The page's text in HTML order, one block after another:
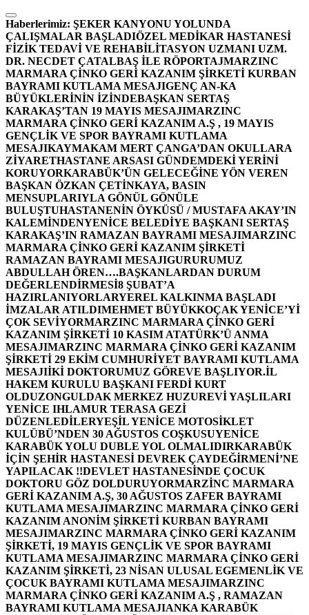
İçeriğe
atla
Haberlerimiz: ŞEKER KANYONU YOLUNDA
ÇALIŞMALAR BAŞLADIÖZEL MEDİKAR HASTANESİ
FİZİK TEDAVİ VE REHABİLİTASYON UZMANI UZM.
DR. NECDET ÇATALBAŞ İLE RÖPORTAJMARZINC
MARMARA ÇİNKO GERİ KAZANIM ŞİRKETİ KURBAN
BAYRAMI KUTLAMA MESAJIGENÇ AN-KA
BÜYÜKLERİNİN İZİNDEBAŞKAN SERTAŞ
KARAKAŞ’TAN 19 MAYIS MESAJIMARZINC
MARMARA ÇİNKO GERİ KAZANIM A.Ş , 19 MAYIS
GENÇLİK VE SPOR BAYRAMI KUTLAMA
MESAJIKAYMAKAM MERT ÇANGA’DAN OKULLARA
ZİYARETHASTANE ARSASI GÜNDEMDEKİ YERİNİ
KORUYORKARABÜK’ÜN GELECEĞİNE YÖN VEREN
BAŞKAN ÖZKAN ÇETİNKAYA, BASIN
MENSUPLARIYLA GÖNÜL GÖNÜLE
BULUŞTUHASTANENİN ÖYKÜSÜ / MUSTAFA AKAY’IN
KALEMİNDENYENİCE BELEDİYE BAŞKANI SERTAŞ
KARAKAŞ’IN RAMAZAN BAYRAMI MESAJIMARZINC
MARMARA ÇİNKO GERİ KAZANIM ŞİRKETİ
RAMAZAN BAYRAMI MESAJIGURURUMUZ
ABDULLAH ÖREN….BAŞKANLARDAN DURUM
DEĞERLENDİRMESİ8 ŞUBAT’A
HAZIRLANIYORLARYEREL KALKINMA BAŞLADI
İMZALAR ATILDIMEHMET BÜYÜKKOÇAK YENİCE’Yİ
ÇOK SEVİYORMARZINC MARMARA ÇİNKO GERİ
KAZANIM ŞİRKETİ 10 KASIM ATATÜRK’Ü ANMA
MESAJIMARZINC MARMARA ÇİNKO GERİ KAZANIM
ŞİRKETİ 29 EKİM CUMHURİYET BAYRAMI KUTLAMA
MESAJIİKİ DOKTORUMUZ GÖREVE BAŞLIYOR.İL
HAKEM KURULU BAŞKANI FERDİ KURT
OLDUZONGULDAK MERKEZ HUZUREVİ YAŞLILARI
YENİCE IHLAMUR TERASA GEZİ
DÜZENLEDİLERYEŞİL YENİCE MOTOSİKLET
KULÜBÜ’NDEN 30 AĞUSTOS COŞKUSUYENİCE
KARABÜK YOLU DUBLE YOL OLMALIDIRKARABÜK
İÇİN ŞEHİR HASTANESİ DEVREK ÇAYDEĞİRMENİ’NE
YAPILACAK !!DEVLET HASTANESİNDE ÇOCUK
DOKTORU GÖZ DOLDURUYORMARZİNC MARMARA
GERİ KAZANIM A.Ş, 30 AĞUSTOS ZAFER BAYRAMI
KUTLAMA MESAJIMARZINC MARMARA ÇİNKO GERİ
KAZANIM ANONİM ŞİRKETİ KURBAN BAYRAMI
MESAJIMARZINC MARMARA ÇİNKO GERİ KAZANIM
ŞİRKETİ, 19 MAYIS GENÇLİK VE SPOR BAYRAMI
KUTLAMA MESAJIMARZINC MARMARA ÇİNKO GERİ
KAZANIM ŞİRKETİ, 23 NİSAN ULUSAL EGEMENLİK VE
ÇOCUK BAYRAMI KUTLAMA MESAJIMARZINC
MARMARA ÇİNKO GERİ KAZANIM A.Ş , RAMAZAN
BAYRAMI KUTLAMA MESAJIANKA KARABÜK